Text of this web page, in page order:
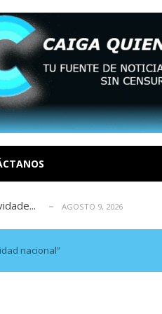
mis... AGOSTO 9, 2026
los terr... AGOSTO 9, 2026
9, 2026
... AGOSTO 9, 2026
mis... AGOSTO 9, 2026
los terr...
9, 2026
nacional”